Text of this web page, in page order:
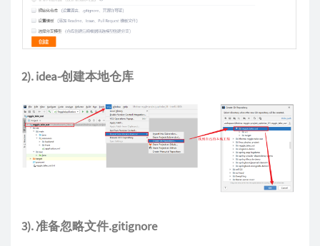
2). idea-创建本地仓库
3). 准备忽略文件.gitignore